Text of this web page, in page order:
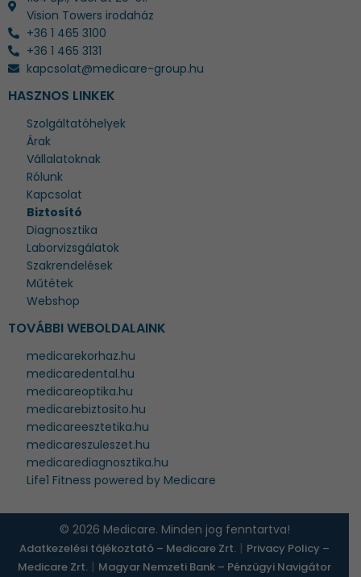
Vision Towers irodaház
+36 1 465 3100
+36 1 465 3131
kapcsolat@medicare-group.hu
HASZNOS LINKEK
Szolgáltatóhelyek
Árak
Vállalatoknak
Rólunk
Kapcsolat
Biztosító
Diagnosztika
Laborvizsgálatok
Szakrendelések
Műtétek
Webshop
TOVÁBBI WEBOLDALAINK
medicarekorhaz.hu
medicaredental.hu
medicareoptika.hu
medicarebiztosito.hu
medicareesztetika.hu
medicareszuleszet.hu
medicarediagnosztika.hu
Life1 Fitness powered by Medicare
© 2026 Medicare. Minden jog fenntartva!
Adatkezelési tájékoztató – Medicare Zrt. | Privacy Policy –
Medicare Zrt. | Magyar Nemzeti Bank – Pénzügyi Navigátor